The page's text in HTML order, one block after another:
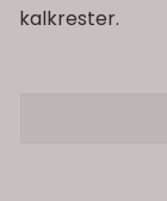
kalkrester.